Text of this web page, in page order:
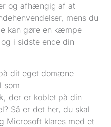
og afhængig af at
mens du
kan gøre en kæmpe
i sidste ende din
dit eget domæne
som
, der er koblet på din
Så er det her, du skal
Microsoft klares med et